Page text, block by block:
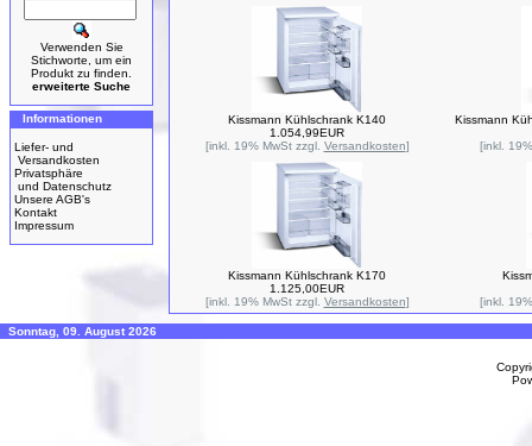
Verwenden Sie
Stichworte, um ein
Produkt zu finden.
erweiterte Suche
Informationen
Liefer- und
Versandkosten
Privatsphäre
und Datenschutz
Unsere AGB's
Kontakt
Impressum
Kissmann Kühlschrank K140
1.054,99EUR
[inkl. 19% MwSt zzgl. Versandkosten]
Kissmann
[inkl.
Kissmann Kühlschrank K170
1.125,00EUR
[inkl. 19% MwSt zzgl. Versandkosten]
[inkl.
Sonntag, 09. August 2026